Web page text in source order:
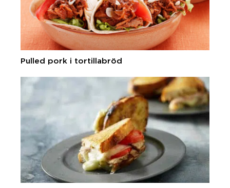
Pulled pork i tortillabröd